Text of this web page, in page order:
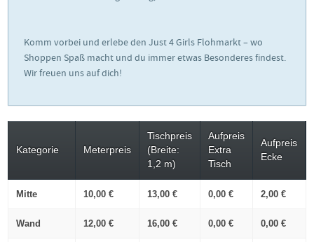
Komm vorbei und erlebe den Just 4 Girls Flohmarkt – wo
Shoppen Spaß macht und du immer etwas Besonderes findest.
Wir freuen uns auf dich!
Kategorie Meterpreis
Tischpreis
(Breite:
1,2 m)
Aufpreis
Extra
Tisch
Aufpreis
Ecke
Mitte 10,00 € 13,00 € 0,00 € 2,00 €
Wand 12,00 € 16,00 € 0,00 € 0,00 €